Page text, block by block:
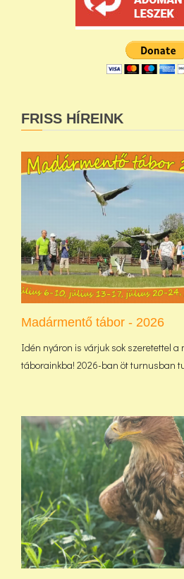
FRISS HÍREINK
Madármentő tábor - 2026
Idén nyáron is várjuk sok szeretettel
táborainkba! 2026-ban öt turnusban